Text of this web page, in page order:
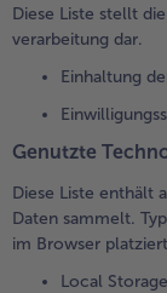
Diese Liste stellt
verarbeitung dar.
Einhaltung
Genutzte
Diese Liste enthält
Daten sammelt.
im Browser
Local Storage